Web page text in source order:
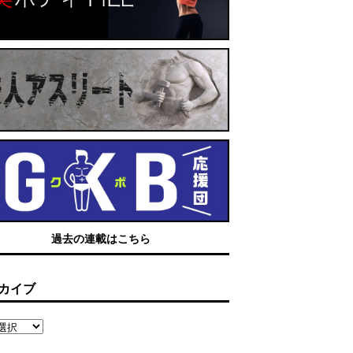
過去の連載はこちら
イブ